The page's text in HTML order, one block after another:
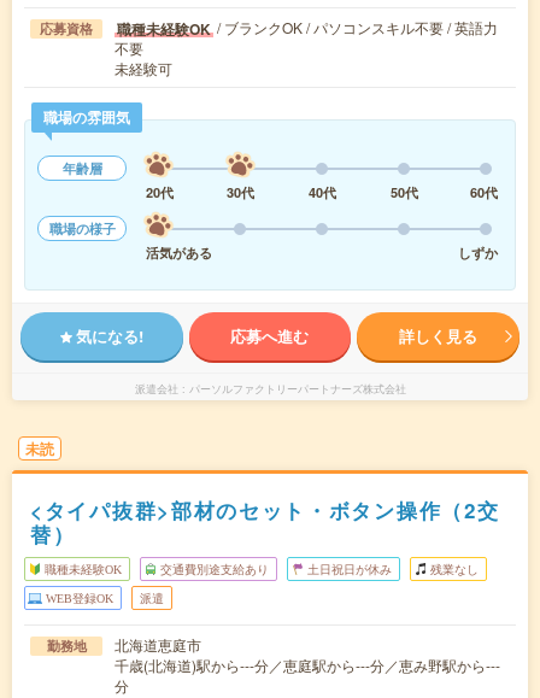
応募資格 職種未経験OK / ブランクOK / パソコンスキル不要 / 英語力
不要
未経験可
職場の雰囲気
年齢層
20代
30代 40代 50代
60代
職場の様子
活気がある
しずか
気になる! 応募へ進む 詳しく見る
派遣会社 パーソルファクトリーパートナーズ株式会社
未読
<タイパ抜群>部材のセット・ボタン操作（2交
替）
職種未経験OK 交通費別途支給あり 土日祝日が休み 残業なし
WEB登録OK 派遣
勤務地
北海道恵庭市
千歳(北海道)駅から---分／恵庭駅から---分／恵み野駅から---
分